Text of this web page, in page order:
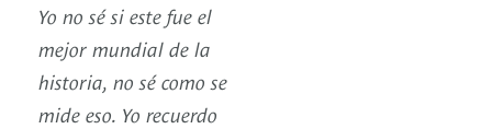
Yo no sé si este fue el
mejor mundial de la
historia, no sé como se
mide eso. Yo recuerdo